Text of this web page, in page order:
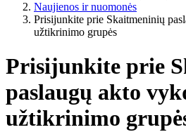
Naujienos ir nuomonės
Prisijunkite prie Skaitmeninių
užtikrinimo grupės
Prisijunkite prie
paslaugų akto
užtikrinimo